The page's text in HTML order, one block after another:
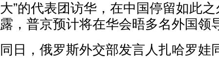
大”的代表团访华，在中国停留如此之
露，普京预计将在华会晤多名外国领
同日，俄罗斯外交部发言人扎哈罗娃